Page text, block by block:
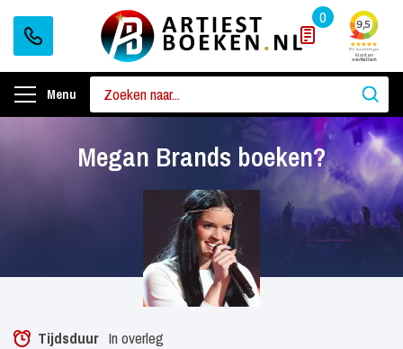
0
Menu
Megan Brands boeken?
Tijdsduur In overleg